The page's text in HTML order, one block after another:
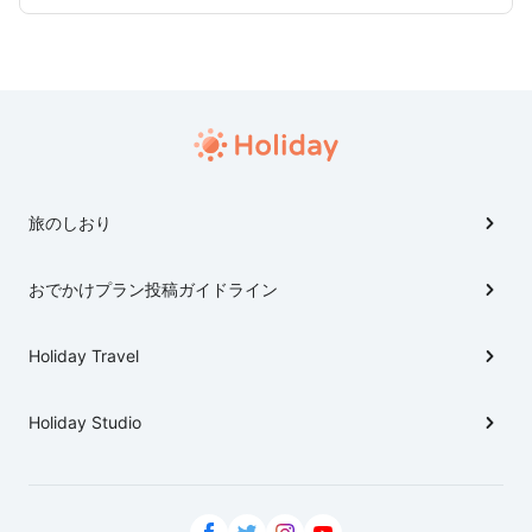
旅のしおり
おでかけプラン投稿ガイドライン
Holiday Travel
Holiday Studio